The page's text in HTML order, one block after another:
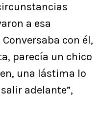
a esa
con él,
parecía un chico
una lástima lo
adelante”,